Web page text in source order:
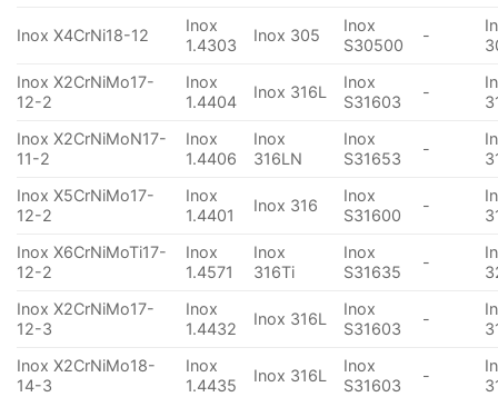
Inox X4CrNi18-12
Inox
1.4303
Inox 305
Inox
S30500
-
Inox X2CrNiMo17-
12-2
Inox
1.4404
Inox 316L
Inox
S31603
-
Inox X2CrNiMoN17-
11-2
Inox
1.4406
Inox
316LN
Inox
S31653
-
Inox X5CrNiMo17-
12-2
Inox
1.4401
Inox 316
Inox
S31600
-
Inox X6CrNiMoTi17-
12-2
Inox
1.4571
Inox
316Ti
Inox
S31635
-
Inox X2CrNiMo17-
12-3
Inox
1.4432
Inox 316L
Inox
S31603
-
Inox X2CrNiMo18-
14-3
Inox
1.4435
Inox 316L
Inox
S31603
-